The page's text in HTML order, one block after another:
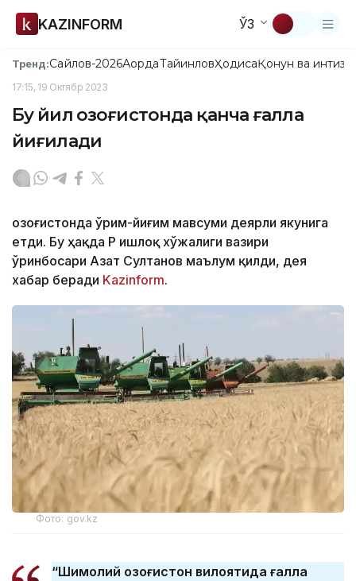
KAZINFORM ЎЗ
Тренд:Сайлов-2026АқордаТайинловҲодисаҚонун ва
17:15, 19 Октябр 2023
Бу йил Қозоғистонда қанча ғалла
йиғилади
Қозоғистонда ўрим-йиғим мавсуми деярли якунига
етди. Бу ҳақда ҚР Қишлоқ хўжалиги вазири
ўринбосари Азат Султанов маълум қилди, дея
хабар беради Kazinform.
Фото: gov.kz
“Шимолий Қозоғистон вилоятида ғалла